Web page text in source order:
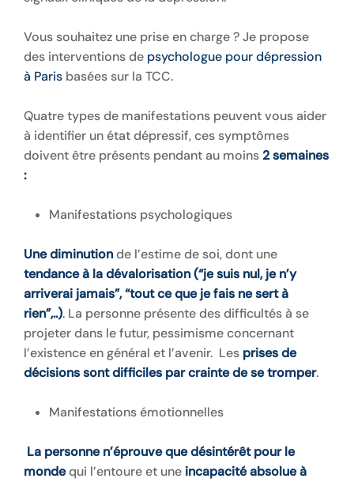
Vous souhaitez une prise en charge ? Je propose
des interventions de psychologue pour dépression
à Paris basées sur la TCC.
Quatre types de manifestations peuvent vous aider
à identifier un état dépressif, ces symptômes
doivent être présents pendant au moins 2 semaines
:
Manifestations psychologiques
Une diminutionde l’estime de soi, dont une
tendance à la dévalorisation (“je suis nul, je n’y
arriverai jamais”, “tout ce que je fais ne sert à
rien”,..). La personne présente des difficultés à se
projeter dans le futur, pessimisme concernant
l’existence en général et l’avenir. Les prises de
décisions sont difficiles par crainte de se tromper.
Manifestations émotionnelles
La personne n’éprouve que désintérêt pour le
mondequi l’entoure et une incapacité absolue à